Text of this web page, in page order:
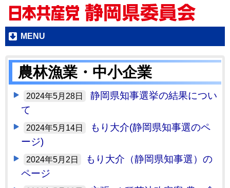
MENU
農林漁業・中小企業
2024年5月28日
静岡県知事選挙の結果につい
て
2024年5月14日
もり大介(静岡県知事選のペ
ージ)
2024年5月2日
もり大介（静岡県知事選）の
ページ